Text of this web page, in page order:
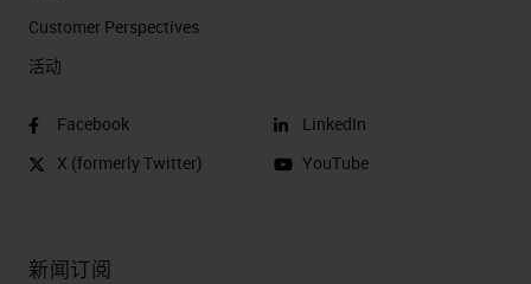
Customer Perspectives​
活动
Facebook
X (formerly Twitter)
LinkedIn
YouTube
新闻订阅